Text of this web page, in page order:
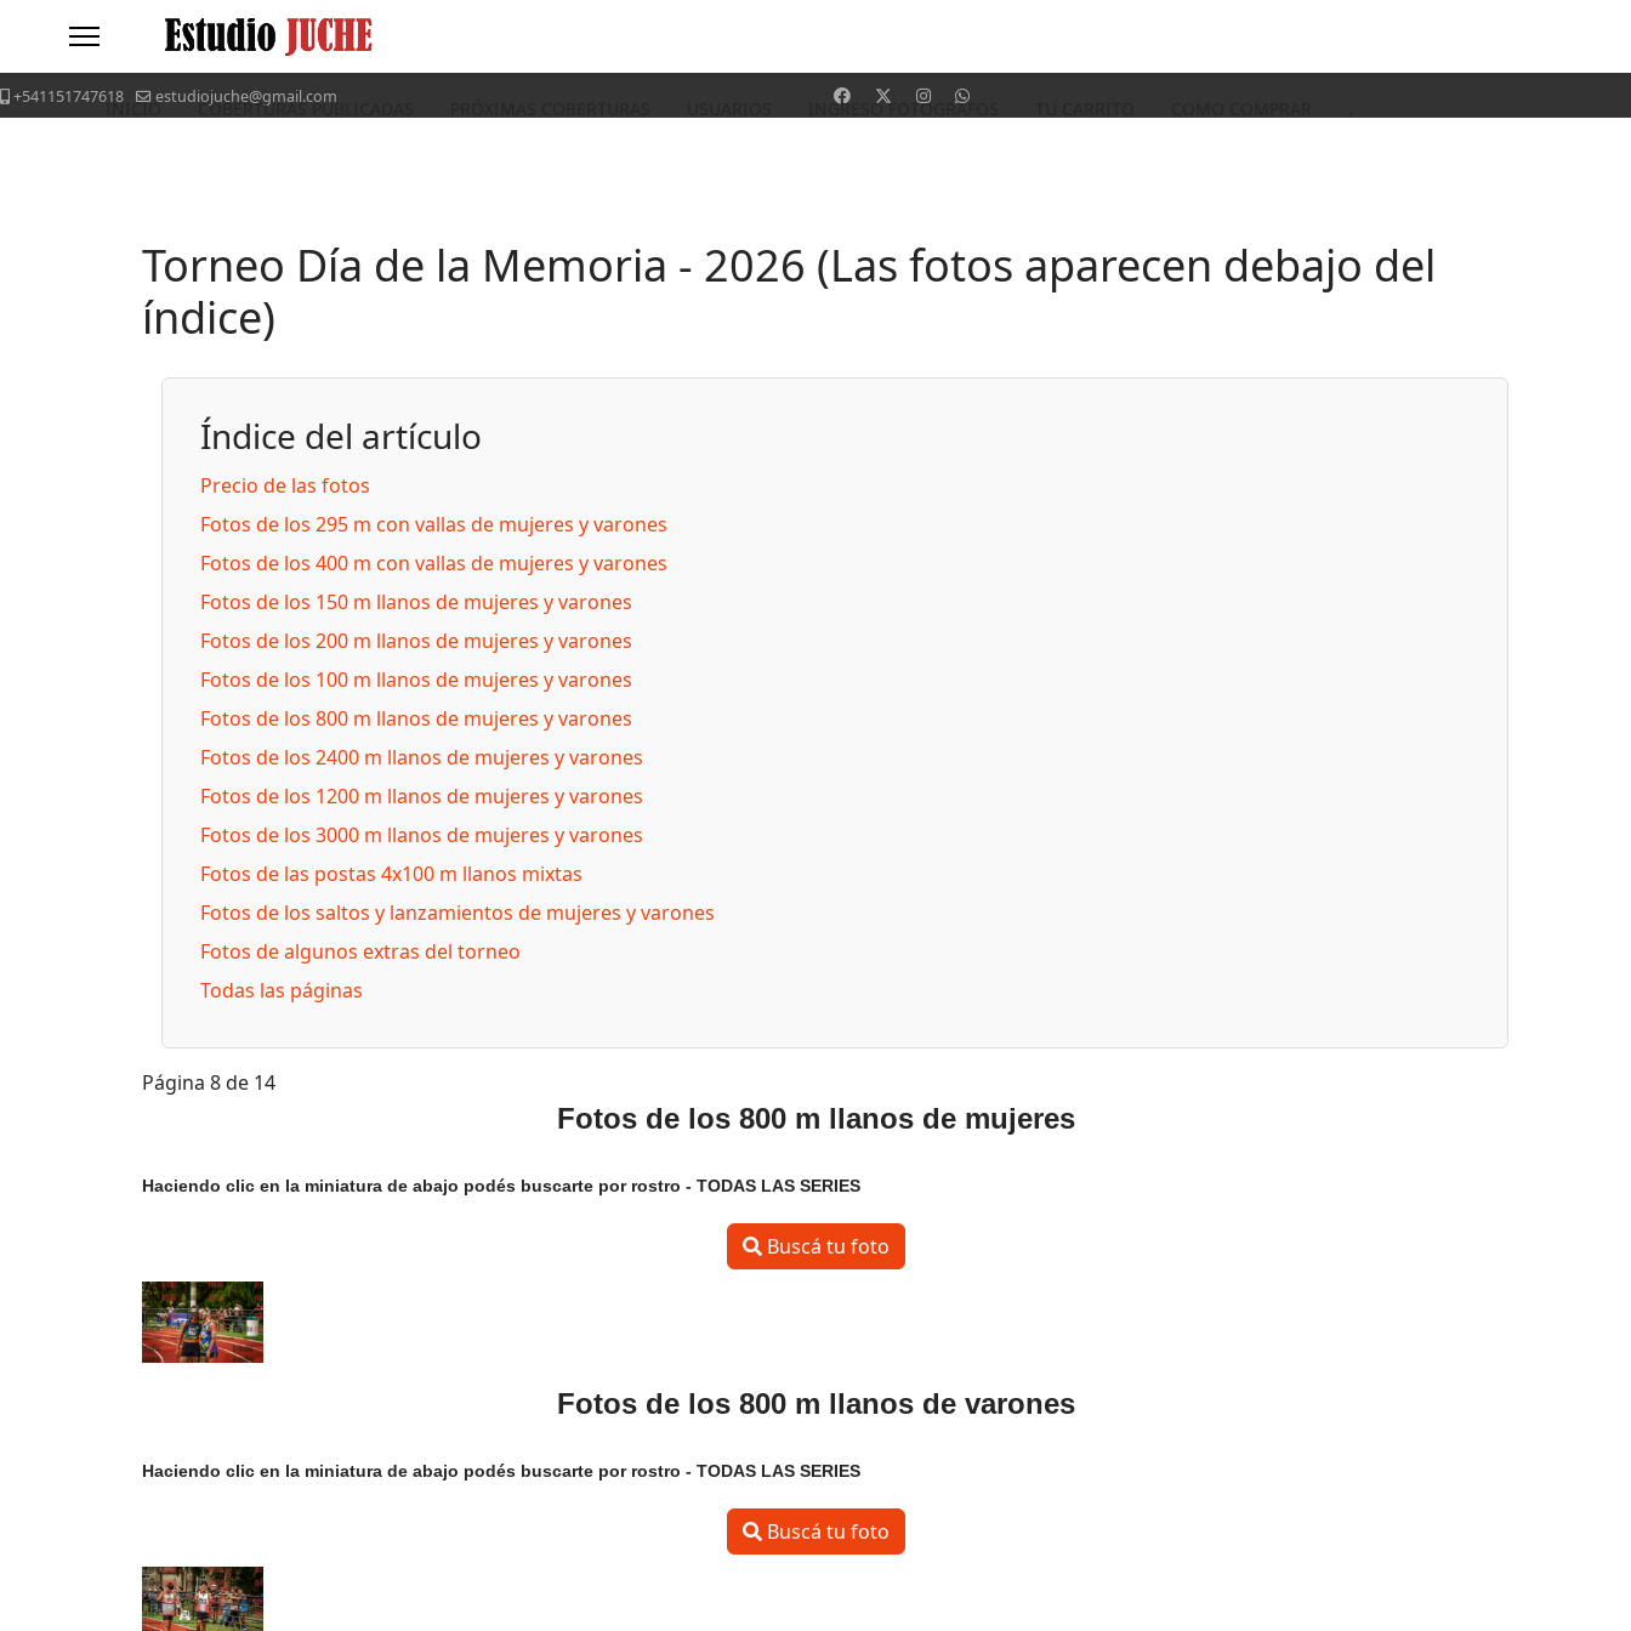
INICIO COBERTURAS PUBLICADAS INGRESO FOTOGRAFOS
+541151747618 estudiojuche@gmail.com
Torneo Día de la Memoria - 2026 (Las fotos aparecen debajo del
índice)
Índice del artículo
Precio de las fotos
Fotos de los 295 m con vallas de mujeres y varones
Fotos de los 400 m con vallas de mujeres y varones
Fotos de los 150 m llanos de mujeres y varones
Fotos de los 200 m llanos de mujeres y varones
Fotos de los 100 m llanos de mujeres y varones
Fotos de los 800 m llanos de mujeres y varones
Fotos de los 2400 m llanos de mujeres y varones
Fotos de los 1200 m llanos de mujeres y varones
Fotos de los 3000 m llanos de mujeres y varones
Fotos de las postas 4x100 m llanos mixtas
Fotos de los saltos y lanzamientos de mujeres y varones
Fotos de algunos extras del torneo
Todas las páginas
Página 8 de 14
Fotos de los 800 m llanos de mujeres
Haciendo clic en la miniatura de abajo podés buscarte por rostro - TODAS LAS SERIES
Buscá tu foto
Fotos de los 800 m llanos de varones
Haciendo clic en la miniatura de abajo podés buscarte por rostro - TODAS LAS SERIES
Buscá tu foto